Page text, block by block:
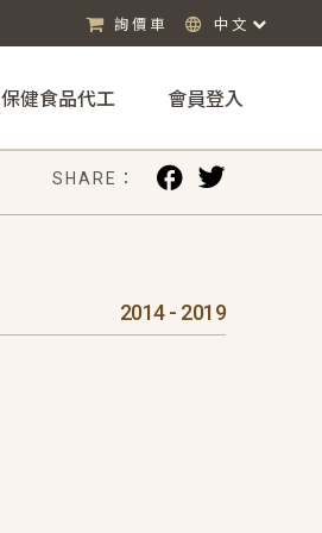
詢價車 中文
保健食品代工 會員登入
SHARE：
2014 - 2019